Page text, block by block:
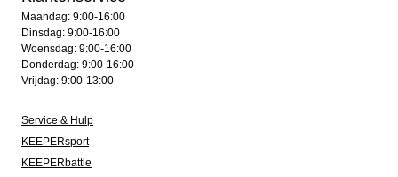
Maandag: 9:00-16:00
Dinsdag: 9:00-16:00
Woensdag: 9:00-16:00
Donderdag: 9:00-16:00
Vrijdag: 9:00-13:00
Service & Hulp
KEEPERsport
KEEPERbattle